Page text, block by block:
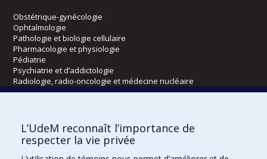
Obstétrique-gynécologie
Ophtalmologie
Pathologie et biologie cellulaire
Pharmacologie et physiologie
Pédiatrie
Psychiatrie et d’addictologie
Radiologie, radio-oncologie et médecine nucléaire
Écoles
Kinésiologie et des sciences de l’activité physique
Orthophonie et audiologie
L’UdeM reconnaît l’importance de
respecter la vie privée